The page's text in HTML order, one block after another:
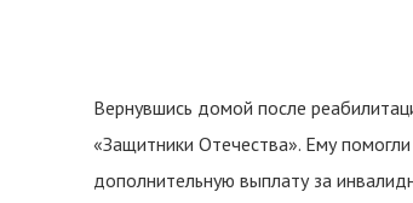
Вернувшись домой после
«Защитники Отечества». Ему
дополнительную выплату за